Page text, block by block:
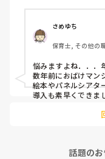
さめゆち
保育士, その他の
悩みますよね．．．
数年前におばけマン
絵本やパネルシアタ
導入も素早くできま
話題の